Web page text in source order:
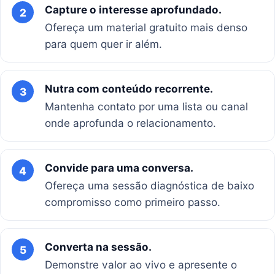
2
Capture o interesse aprofundado.
Ofereça um material gratuito mais denso
para quem quer ir além.
3
Nutra com conteúdo recorrente.
Mantenha contato por uma lista ou canal
onde aprofunda o relacionamento.
4
Convide para uma conversa.
Ofereça uma sessão diagnóstica de baixo
compromisso como primeiro passo.
5
Converta na sessão.
Demonstre valor ao vivo e apresente o